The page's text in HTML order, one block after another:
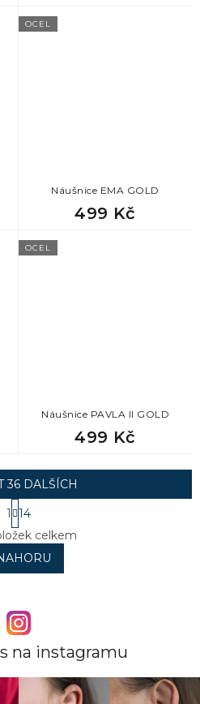
OCEL
Náušnice EMA GOLD
499 Kč
OCEL
Náušnice PAVLA II GOLD
499 Kč
O
v
l
á
c
í
p
v
k
36 DALŠÍCH
S
t
r
á
n
k
á
n
1
14
celkem
na instagramu